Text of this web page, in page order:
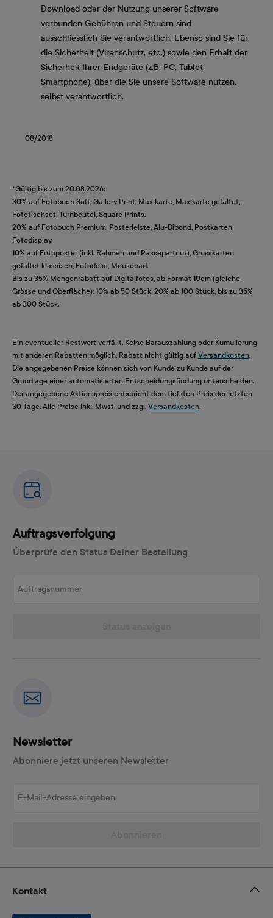
Download oder der Nutzung unserer Software
verbunden Gebühren und Steuern sind
ausschliesslich Sie verantwortlich. Ebenso sind Sie für
die Sicherheit (Virenschutz, etc.) sowie den Erhalt der
Sicherheit Ihrer Endgeräte (z.B. PC, Tablet,
Smartphone), über die Sie unsere Software nutzen,
selbst verantwortlich.
08/2018
*Gültig bis zum 20.08.2026:
30% auf Fotobuch Soft, Gallery Print, Maxikarte, Maxikarte gefaltet,
Fototischset, Turnbeutel, Square Prints.
20% auf Fotobuch Premium, Posterleiste, Alu-Dibond, Postkarten,
Fotodisplay.
10% auf Fotoposter (inkl. Rahmen und Passepartout), Grusskarten
gefaltet klassisch, Fotodose, Mousepad.
Bis zu 35% Mengenrabatt auf Digitalfotos, ab Format 10cm (gleiche
Grösse und Oberfläche): 10% ab 50 Stück, 20% ab 100 Stück, bis zu 35%
ab 300 Stück.
Ein eventueller Restwert verfällt. Keine Barauszahlung oder Kumulierung
mit anderen Rabatten möglich. Rabatt nicht gültig auf Versandkosten.
Die angegebenen Preise können sich von Kunde zu Kunde auf der
Grundlage einer automatisierten Entscheidungsfindung unterscheiden.
Der angegebene Aktionspreis entspricht dem tiefsten Preis der letzten
30 Tage. Alle Preise inkl. Mwst. und zzgl. Versandkosten.
Auftragsverfolgung
Überprüfe den Status Deiner Bestellung
Newsletter
Abonniere jetzt unseren Newsletter
Kontakt